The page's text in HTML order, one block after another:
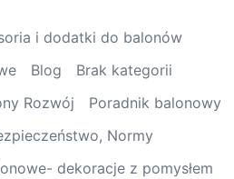
i dodatki do balonów
Blog
Brak kategorii
Rozwój
Poradnik balonowy
Normy
dekoracje z pomysłem